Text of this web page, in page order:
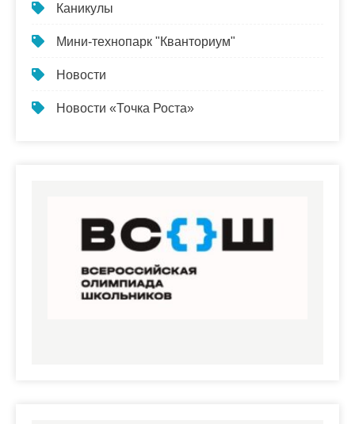
Каникулы
Мини-технопарк "Кванториум"
Новости
Новости «Точка Роста»